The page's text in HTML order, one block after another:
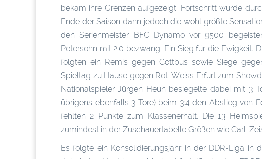
bekam ihre Grenzen aufgezeigt. Fortschritt wurde
Ende der Saison dann jedoch die wohl größte
den Serienmeister BFC Dynamo vor 9500
Petersohn mit 2:0 bezwang. Ein Sieg für die Ewigkeit.
folgten ein Remis gegen Cottbus sowie Siege
Spieltag zu Hause gegen Rot-Weiss Erfurt zum
Nationalspieler Jürgen Heun besiegelte dabei mit 3
übrigens ebenfalls 3 Tore) beim 3:4 den Abstieg von
fehlten 2 Punkte zum Klassenerhalt. Die 13
zumindest in der Zuschauertabelle Größen wie Carl-
Es folgte ein Konsolidierungsjahr in der DDR-Liga